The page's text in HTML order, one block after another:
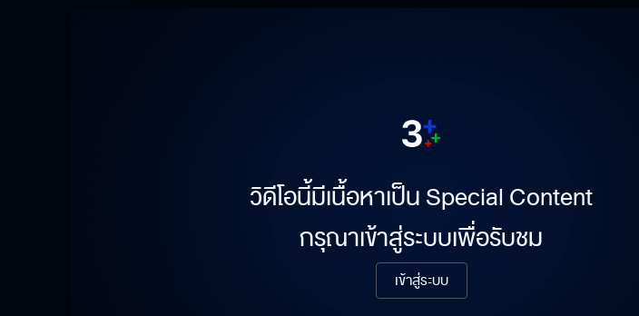
วิดีโอนี้มีเนื้อหาเป็น Special Content
กรุณาเข้าสู่ระบบเพื่อรับชม
เข้าสู่ระบบ